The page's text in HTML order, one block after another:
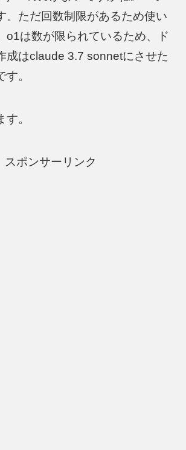
。ただ回数制限があるため使い
o1は数が限られているため、ド
成はclaude 3.7 sonnetにさせた
。
。
スポンサーリンク